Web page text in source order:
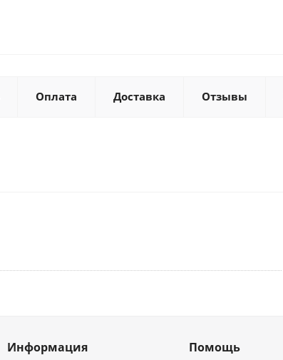
Оплата Доставка Отзывы
Информация Помощь